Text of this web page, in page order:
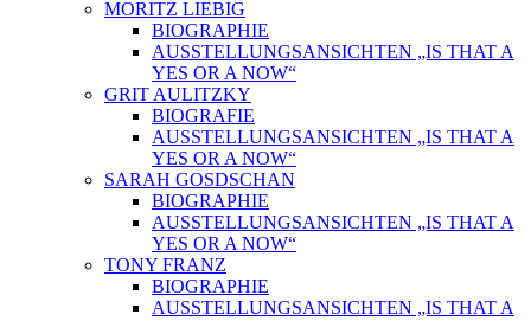
MORITZ LIEBIG
BIOGRAPHIE
AUSSTELLUNGSANSICHTEN „IS THAT A
YES OR A NOW“
GRIT AULITZKY
BIOGRAFIE
AUSSTELLUNGSANSICHTEN „IS THAT A
YES OR A NOW“
SARAH GOSDSCHAN
BIOGRAPHIE
AUSSTELLUNGSANSICHTEN „IS THAT A
YES OR A NOW“
TONY FRANZ
BIOGRAPHIE
AUSSTELLUNGSANSICHTEN „IS THAT A